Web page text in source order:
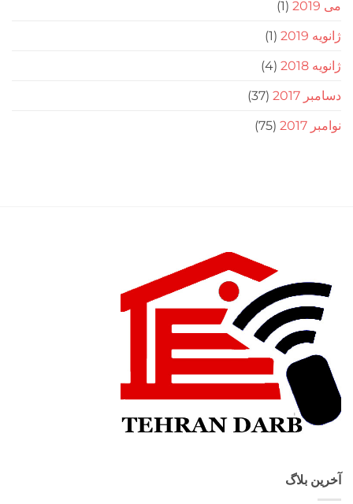
(1)
(1)
(4)
(37)
(75)